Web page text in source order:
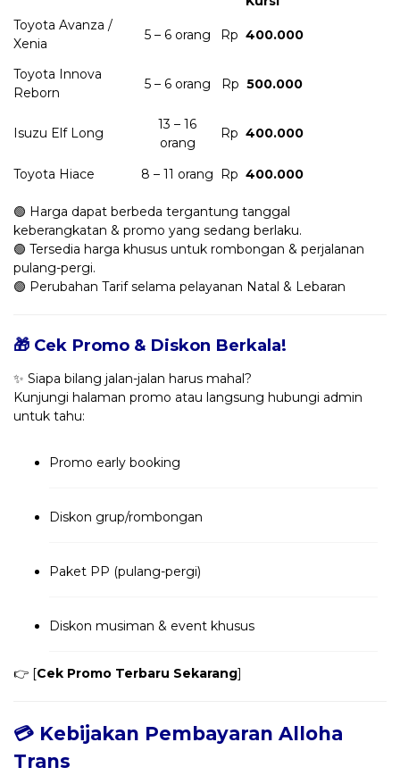
Toyota Avanza /
Xenia
5 – 6 orang Rp 400.000
Toyota Innova
Reborn
5 – 6 orang Rp 500.000
Isuzu Elf Long
13 – 16
orang
Rp 400.000
Toyota Hiace 8 – 11 orang Rp 400.000
🟢 Harga dapat berbeda tergantung tanggal
keberangkatan & promo yang sedang berlaku.
🟢 Tersedia harga khusus untuk rombongan & perjalanan
pulang-pergi.
🟢 Perubahan Tarif selama pelayanan Natal & Lebaran
🎁 Cek Promo & Diskon Berkala!
✨ Siapa bilang jalan-jalan harus mahal?
Kunjungi halaman promo atau langsung hubungi admin
untuk tahu:
Promo early booking
Diskon grup/rombongan
Paket PP (pulang-pergi)
Diskon musiman & event khusus
👉 [Cek Promo Terbaru Sekarang]
💳 Kebijakan Pembayaran Alloha
Trans